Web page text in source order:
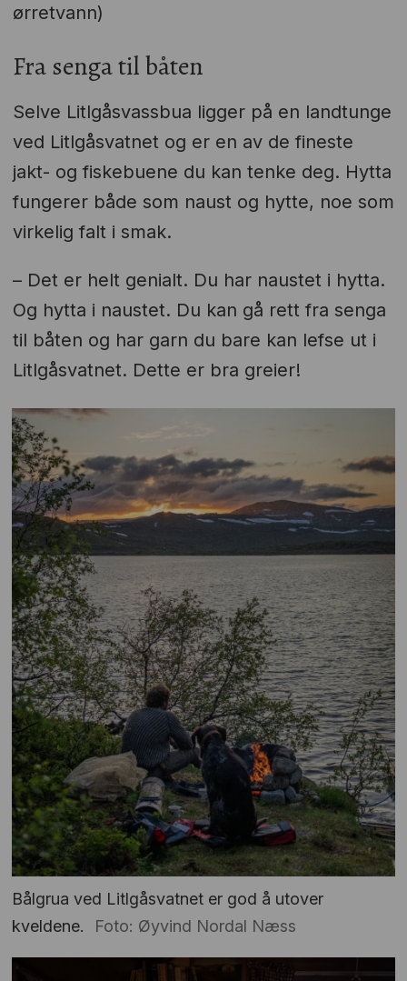
ørretvann)
Fra senga til båten
Selve Litlgåsvassbua ligger på en landtunge
ved Litlgåsvatnet og er en av de fineste
jakt- og fiskebuene du kan tenke deg. Hytta
fungerer både som naust og hytte, noe som
virkelig falt i smak.
– Det er helt genialt. Du har naustet i hytta.
Og hytta i naustet. Du kan gå rett fra senga
til båten og har garn du bare kan lefse ut i
Litlgåsvatnet. Dette er bra greier!
Bålgrua ved Litlgåsvatnet er god å utover
kveldene.
Foto: Øyvind Nordal Næss